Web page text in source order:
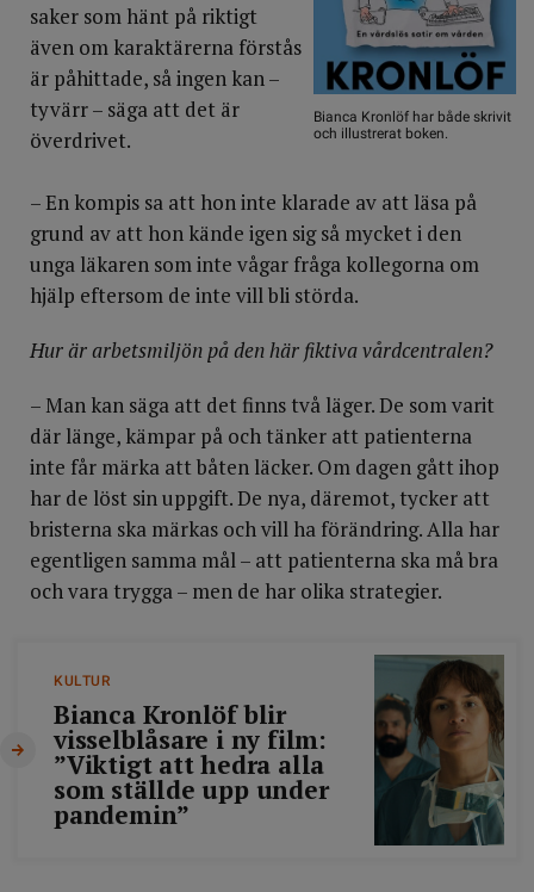
Bianca Kronlöf har både skrivit
och illustrerat boken.
saker som hänt på riktigt
även om karaktärerna förstås
är påhittade, så ingen kan –
tyvärr – säga att det är
överdrivet.
– En kompis sa att hon inte klarade av att läsa på
grund av att hon kände igen sig så mycket i den
unga läkaren som inte vågar fråga kollegorna om
hjälp eftersom de inte vill bli störda.
Hur är arbetsmiljön på den här fiktiva vårdcentralen?
– Man kan säga att det finns två läger. De som varit
där länge, kämpar på och tänker att patienterna
inte får märka att båten läcker. Om dagen gått ihop
har de löst sin uppgift. De nya, däremot, tycker att
bristerna ska märkas och vill ha förändring. Alla har
egentligen samma mål – att patienterna ska må bra
och vara trygga – men de har olika strategier.
KULTUR
Bianca Kronlöf blir
visselblåsare i ny film:
”Viktigt att hedra alla
som ställde upp under
pandemin”